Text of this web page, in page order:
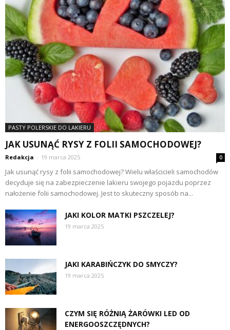
PASTY POLERSKIE DO LAKIERU
JAK USUNĄĆ RYSY Z FOLII SAMOCHODOWEJ?
Redakcja - 19 marca 2025 0
Jak usunąć rysy z folii samochodowej? Wielu właścicieli samochodów
decyduje się na zabezpieczenie lakieru swojego pojazdu poprzez
nałożenie folii samochodowej. Jest to skuteczny sposób na...
JAKI KOLOR MATKI PSZCZELEJ?
19 marca 2025
JAKI KARABIŃCZYK DO SMYCZY?
19 marca 2025
CZYM SIĘ RÓŻNIĄ ŻARÓWKI LED OD
ENERGOOSZCZĘDNYCH?